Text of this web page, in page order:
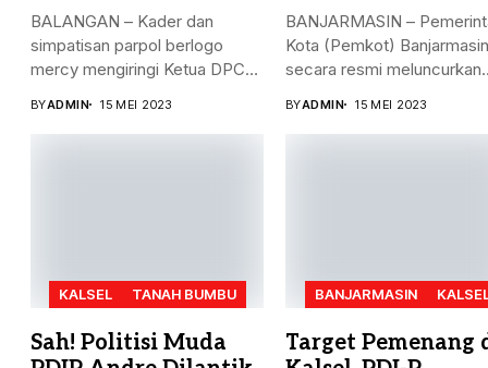
BALANGAN – Kader dan
simpatisan parpol berlogo
mercy mengiringi Ketua DPC
BYADMIN 15 MEI 2023
BANJARMASIN –
Kota (Pemkot) Banjarmasin
secara resmi meluncurkan
BYADMIN 15 MEI 2023
KALSEL TANAH BUMBU
Sah! Politisi Muda
BANJARMASIN
Target Pemenang